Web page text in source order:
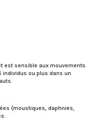
est sensible aux mouvements
individus ou plus dans un
(moustiques, daphnies,